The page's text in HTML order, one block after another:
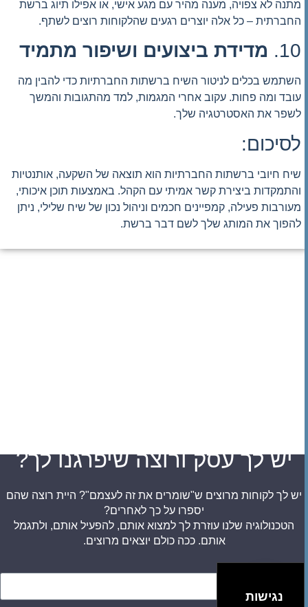
מתנה לא צפויה, מענה מהיר עם מגע אישי, או אפילו תיוג ברשת
החברתית – כל אלה יוצרים רגעים שהלקוחות רוצים לשתף.
10. מדידת ביצועים ושיפור מתמיד
השתמש בכלים לניטור השיח ברשתות החברתיות כדי להבין מה
עובד ומה פחות. עקוב אחרי המגמות, למד מהתגובות והמשך
לשפר את האסטרטגיה שלך.
לסיכום:
שיח חיובי ברשתות החברתיות הוא תוצאה של השקעה, אותנטיות
והתמקדות ביצירת קשר אמיתי עם הקהל. באמצעות תוכן איכותי,
מעורבות פעילה, קמפיינים חכמים וניהול נכון של שיח שלילי, ניתן
להפוך את המותג שלך לשם דבר ברשת.
יש לך עסק ורוצה שיפרגנו לך?
יש לך לקוחות מרוצים ש"שומרים את זה לעצמם"? היית רוצה שהם
יספרו על כך לאחרים?
הטכנולוגיה שלנו עוזרת לך למצוא אותם, להפעיל אותם, ולתגמל
אותם. ככה כולם יוצאים מרוצים.
נגישות